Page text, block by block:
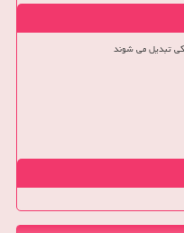
تبدیل می شوند